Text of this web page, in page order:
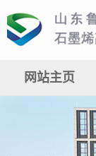
网站主页